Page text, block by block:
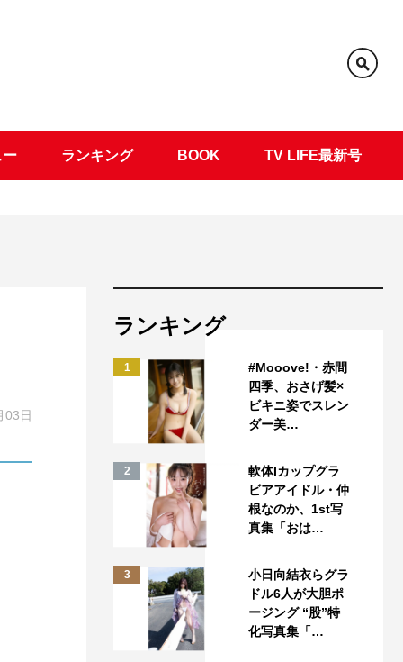
ー ランキング BOOK TV LIFE最新号
03日
ランキング
1
#Mooove!・赤間
四季、おさげ髪×
ビキニ姿でスレン
ダー美…
2
軟体Iカップグラ
ビアアイドル・仲
根なのか、1st写
真集「おは…
3
小日向結衣らグラ
ドル6人が大胆ポ
ージング “股”特
化写真集「…